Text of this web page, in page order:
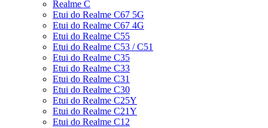
Realme C
Etui do Realme C67 5G
Etui do Realme C67 4G
Etui do Realme C55
Etui do Realme C53 / C51
Etui do Realme C35
Etui do Realme C33
Etui do Realme C31
Etui do Realme C30
Etui do Realme C25Y
Etui do Realme C21Y
Etui do Realme C12